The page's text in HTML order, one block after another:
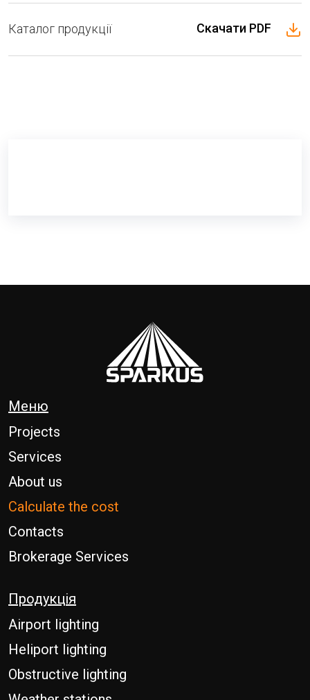
Каталог продукції Скачати PDF
Меню
Projects
Services
About us
Calculate the cost
Contacts
Brokerage Services
Продукція
Airport lighting
Heliport lighting
Obstructive lighting
E-mail